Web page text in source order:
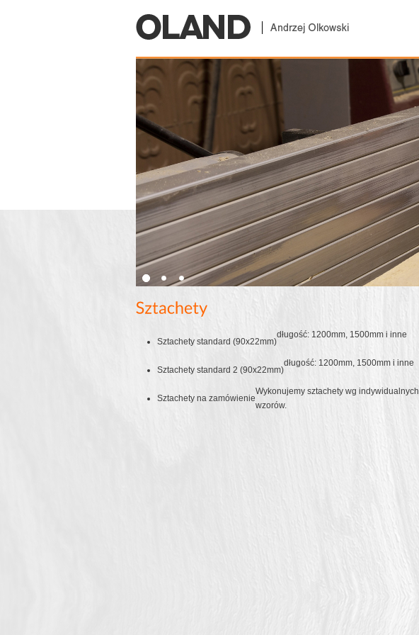
Sztachety standard (90x22mm)
długość: 1200mm, 1500mm i inne
Sztachety standard 2 (90x22mm)
długość: 1200mm, 1500mm i inne
Sztachety na zamówienie
Wykonujemy sztachety wg indywidualnych
wzorów.